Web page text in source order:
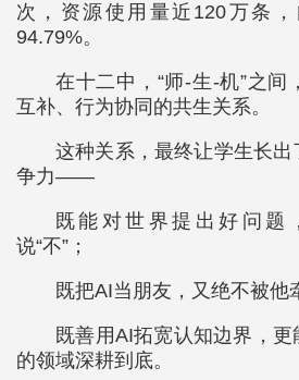
次，资源使用量近120万条
94.79%。
在十二中，“师-生-机”之间
互补、行为协同的共生关系。
这种关系，最终让学生长
争力——
既能对世界提出好问题
说“不”；
既把AI当朋友，又绝不被他
既善用AI拓宽认知边界，
的领域深耕到底。